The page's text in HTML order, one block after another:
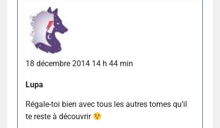
18 décembre 2014 14 h 44 min
Lupa
Régale-toi bien avec tous les autres tomes qu’il
te reste à découvrir